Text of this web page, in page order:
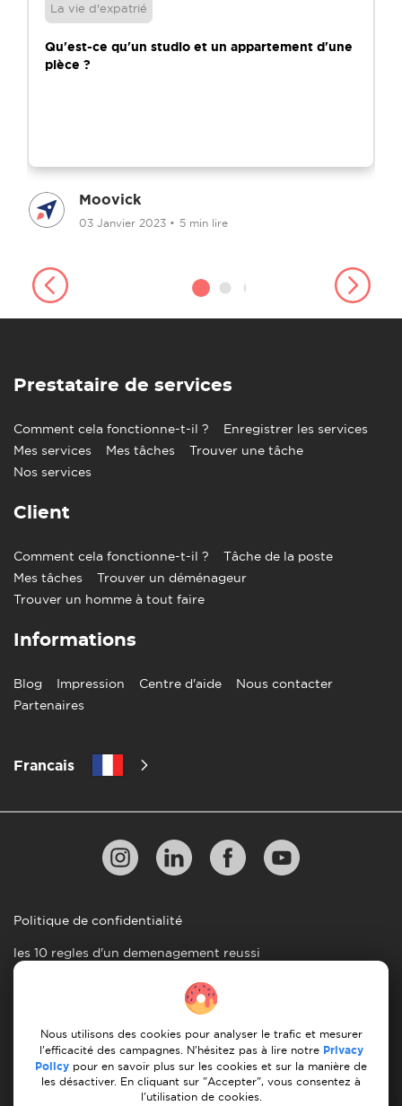
La vie d'expatrié
Qu'est-ce qu'un studio et un appartement d'une
pièce ?
Moovick
03 Janvier 2023 • 5 min lire
Prestataire de services
Comment cela fonctionne-t-il ?
Enregistrer les services
Mes services
Mes tâches
Trouver une tâche
Nos services
Client
Comment cela fonctionne-t-il ?
Tâche de la poste
Mes tâches
Trouver un déménageur
Trouver un homme à tout faire
Informations
Blog Impression Centre d'aide
Nous contacter
Partenaires
Francais
© 2026 Moovick. Nous utilisons des images de stock
Politique de confidentialité
les 10 regles d'un demenagement reussi
Lignes directrices en matiere de paiement
Conditions générales d'utilisation
Annulation et remboursement
Nous utilisons des cookies pour analyser le trafic et mesurer
l'efficacité des campagnes. N'hésitez pas à lire notre Privacy
Policy pour en savoir plus sur les cookies et sur la manière de
les désactiver. En cliquant sur "Accepter", vous consentez à
l'utilisation de cookies.